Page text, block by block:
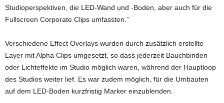
Studioperspektiven, die LED-Wand und -Boden, aber auch für die
Fullscreen Corporate Clips umfassten.”
Verschiedene Effect Overlays wurden durch zusätzlich erstellte
Layer mit Alpha Clips umgesetzt, so dass jederzeit Bauchbinden
oder Lichteffekte im Studio möglich waren, während der Hauptloop
des Studios weiter lief. Es war zudem möglich, für die Umbauten
auf dem LED-Boden kurzfristig Marker einzublenden.